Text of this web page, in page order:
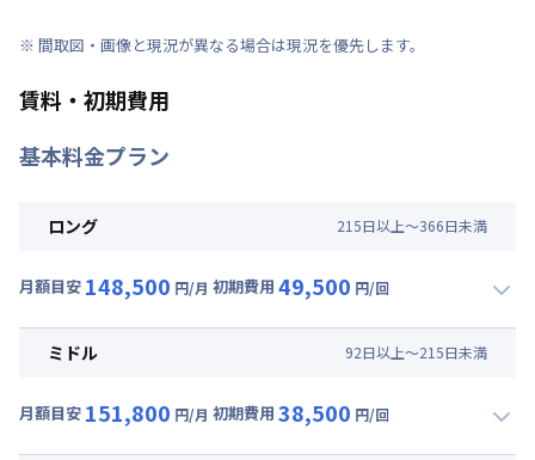
※ 間取図・画像と現況が異なる場合は現況を優先します。
賃料・初期費用
基本料金プラン
ロング 215日以上～366日未満
月額目安 148,500 円/月 初期費用 49,500 円/回
月額賃料目安(30日利用)
光熱費他 : 25,500円/月 (850円/日) (税抜)
ミドル 92日以上～215日未満
月額目安 151,800 円/月 初期費用 38,500 円/回